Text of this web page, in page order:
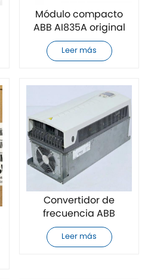
Módulo compacto
ABB AI835A original
nuevo
Leer más
Convertidor de
frecuencia ABB
ACS550-01-125A-4
nuevo y original
Leer más